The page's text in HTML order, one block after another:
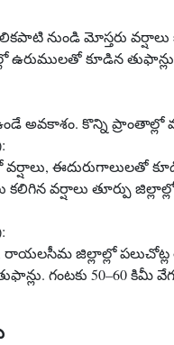
నుండి మోస్తరు వర్షాలు
ఉరుములతో కూడిన
అవకాశం. కొన్ని ప్రాంతాల్లో
ఈదురుగాలులతో
కలిగిన వర్షాలు తూర్పు
జిల్లాల్లో పలుచోట్ల
గంటకు 50–60 కిమీ